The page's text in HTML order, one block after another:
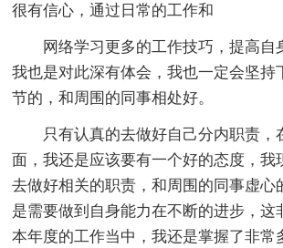
很有信心，通过日常的工作和
网络学习更多的工作技巧，提高自
我也是对此深有体会，我也一定会坚持
节的，和周围的同事相处好。
只有认真的去做好自己分内职责，
面，我还是应该要有一个好的态度，我
去做好相关的职责，和周围的同事虚心
是需要做到自身能力在不断的进步，这
本年度的工作当中，我还是掌握了非常